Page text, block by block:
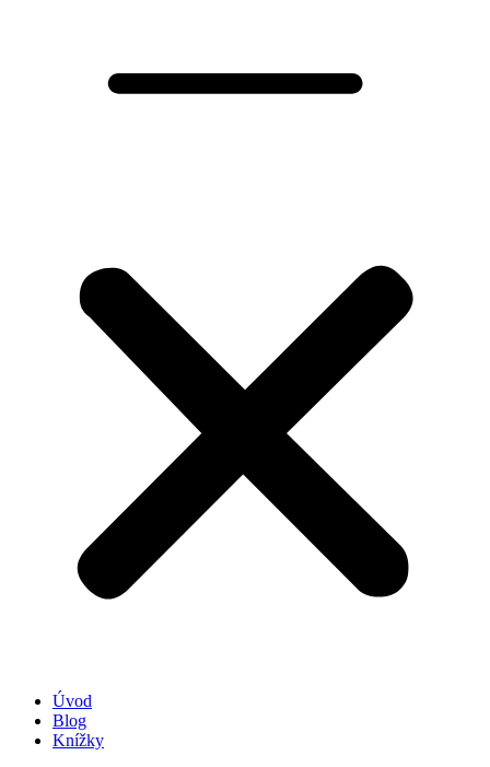
Úvod
Blog
Knížky